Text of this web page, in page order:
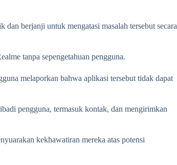
berjanji untuk mengatasi masalah tersebut secara
tanpa sepengetahuan pengguna.
melaporkan bahwa aplikasi tersebut tidak dapat
pengguna, termasuk kontak, dan mengirimkan
kekhawatiran mereka atas potensi